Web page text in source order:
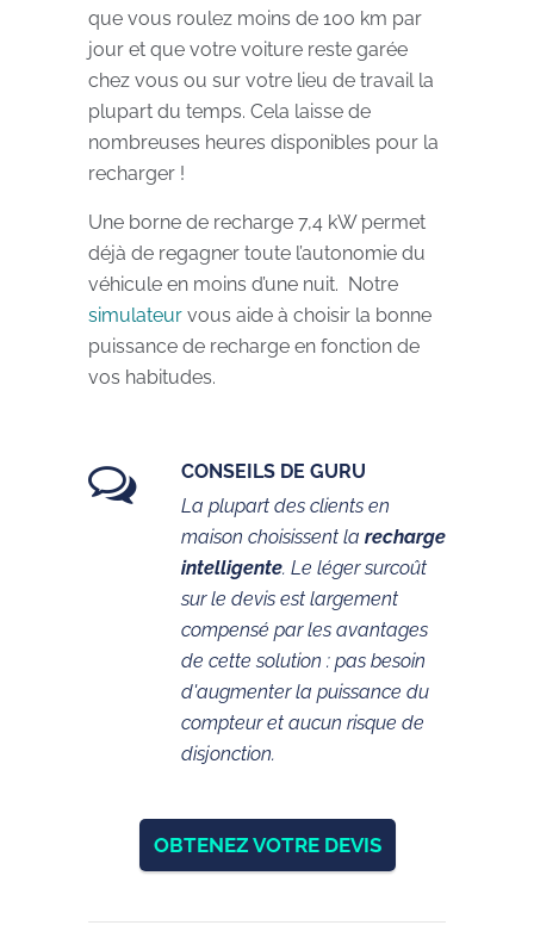
que vous roulez moins de 100 km par
jour et que votre voiture reste garée
chez vous ou sur votre lieu de travail la
plupart du temps. Cela laisse de
nombreuses heures disponibles pour la
recharger !
Une borne de recharge 7,4 kW permet
déjà de regagner toute l’autonomie du
véhicule en moins d’une nuit. Notre
simulateur vous aide à choisir la bonne
puissance de recharge en fonction de
vos habitudes.
CONSEILS DE GURU
La plupart des clients en
maison choisissent la recharge
intelligente. Le léger surcoût
sur le devis est largement
compensé par les avantages
de cette solution : pas besoin
d'augmenter la puissance du
compteur et aucun risque de
disjonction.
OBTENEZ VOTRE DEVIS